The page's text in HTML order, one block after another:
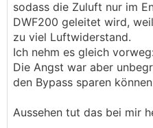
sodass die Zuluft nur im
DWF200 geleitet wird,
zu viel Luftwiderstand.
Ich nehm es gleich vorweg:
Die Angst war aber
den Bypass sparen
Aussehen tut das bei mir